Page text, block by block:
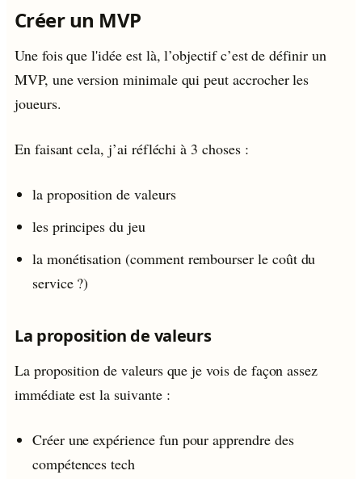
Créer un MVP
Une fois que l'idée est là, l’objectif c’est de définir un
MVP, une version minimale qui peut accrocher les
joueurs.
En faisant cela, j’ai réfléchi à 3 choses :
la proposition de valeurs
les principes du jeu
la monétisation (comment rembourser le coût du
service ?)
La proposition de valeurs
La proposition de valeurs que je vois de façon assez
immédiate est la suivante :
Créer une expérience fun pour apprendre des
compétences tech